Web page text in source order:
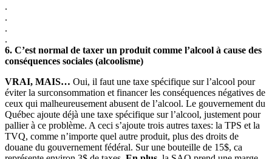
.
.
.
.
6. C’est normal de taxer un produit comme l’alcool à cause des
conséquences sociales (alcoolisme)
VRAI, MAIS… Oui, il faut une taxe spécifique sur l’alcool pour
éviter la surconsommation et financer les conséquences négatives de
ceux qui malheureusement abusent de l’alcool. Le gouvernement du
Québec ajoute déjà une taxe spécifique sur l’alcool, justement pour
pallier à ce problème. A ceci s’ajoute trois autres taxes: la TPS et la
TVQ, comme n’importe quel autre produit, plus des droits de
douane du gouvernement fédéral. Sur une bouteille de 15$, ca